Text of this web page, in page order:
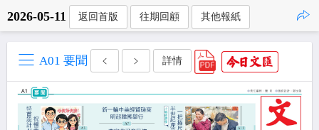
2026-05-11 返回首版 往期回顧 其他報紙
A01 要聞 詳情